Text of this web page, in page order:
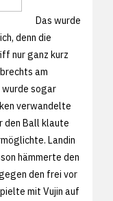
Das wurde
denn die
nur ganz kurz
am
wurde sogar
verwandelte
den Ball klaute
Landin
hämmerte den
den frei vor
mit Vujin auf